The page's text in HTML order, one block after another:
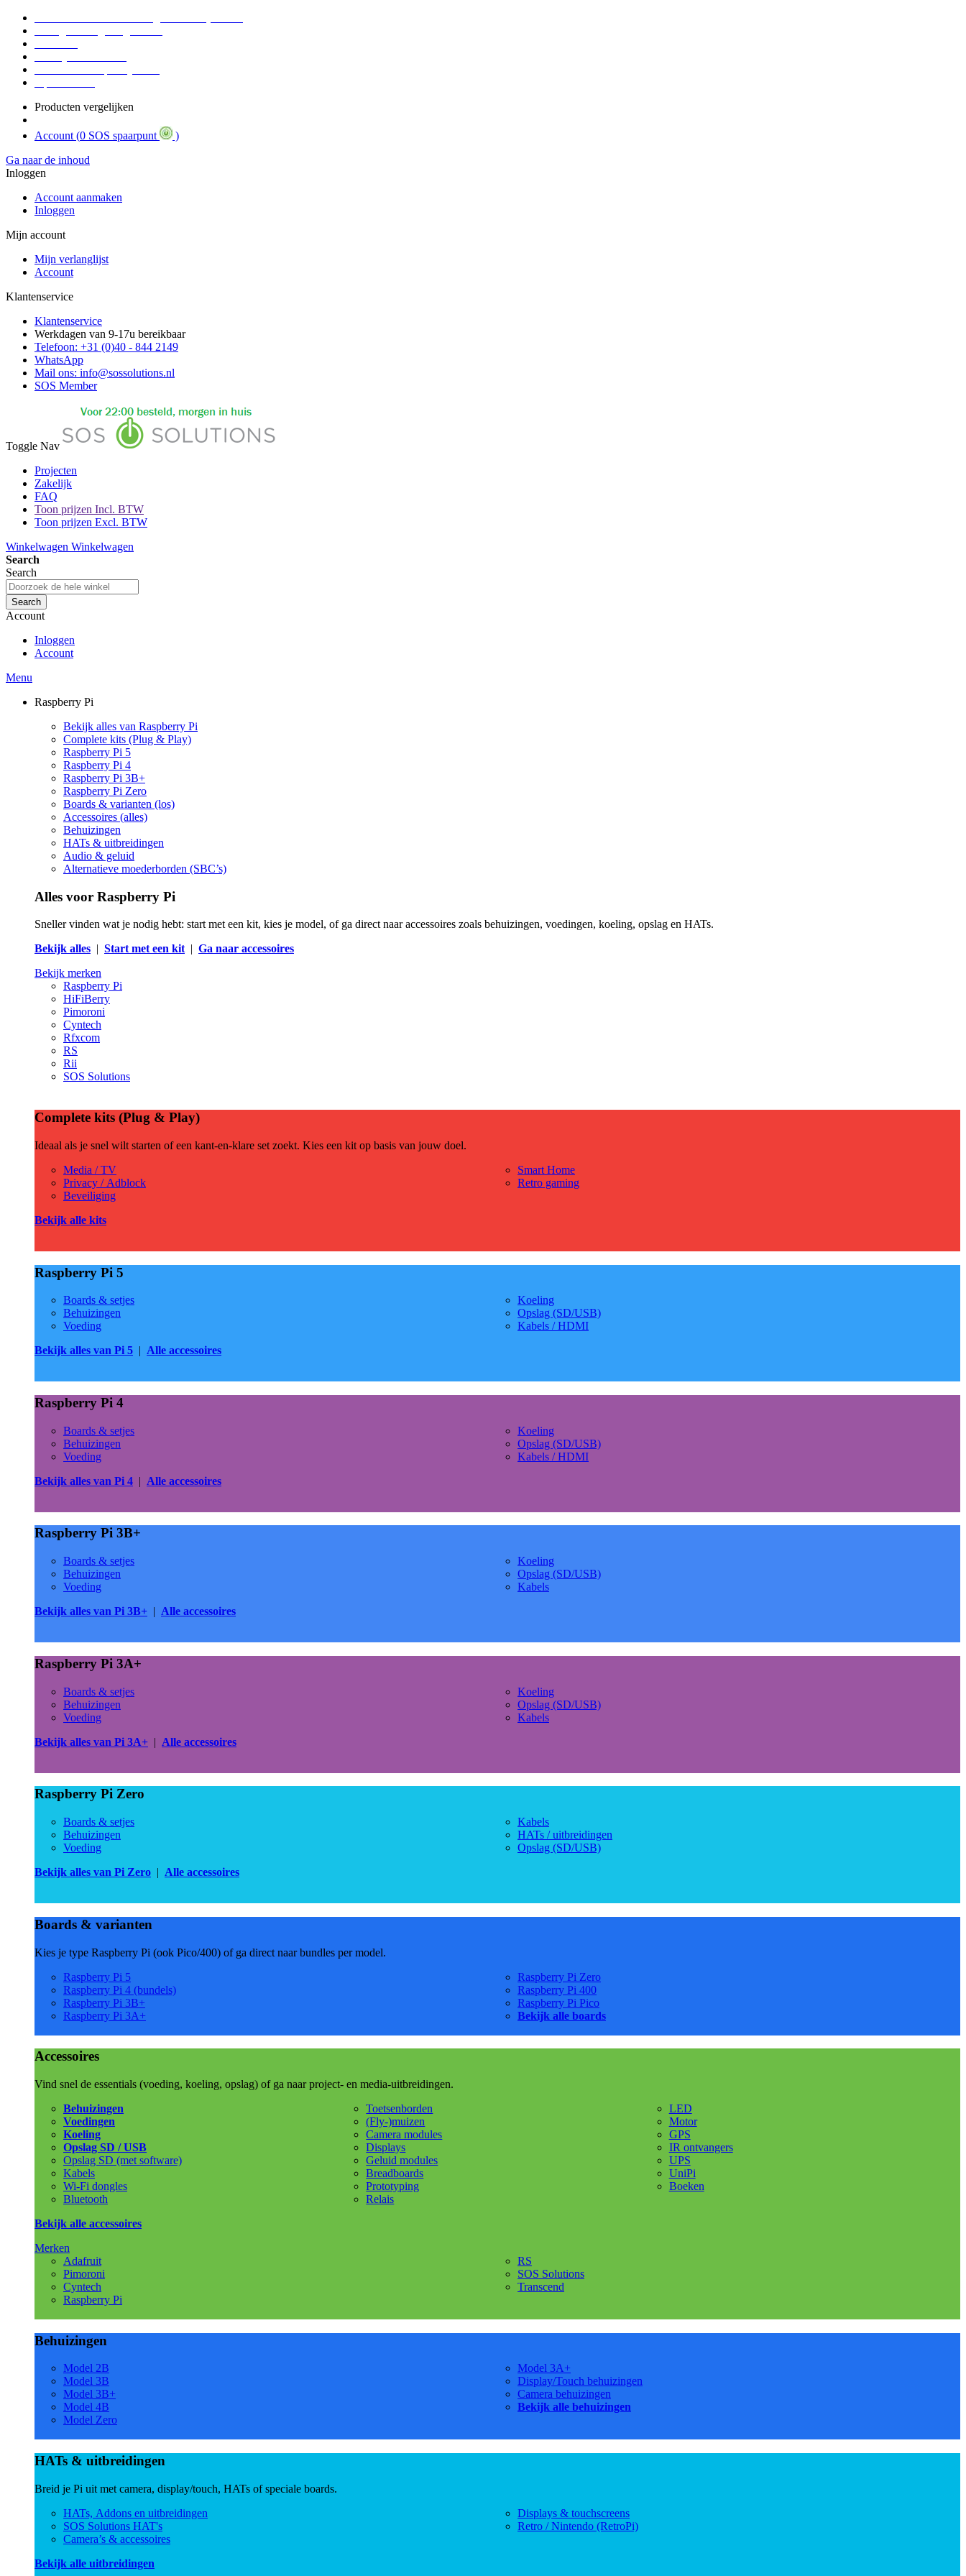
Producten vergelijken
Account (0 SOS spaarpunt
)
Ga naar de inhoud
Inloggen
Account aanmaken
Inloggen
Mijn account
Mijn verlanglijst
Account
Klantenservice
Klantenservice
Werkdagen van 9-17u bereikbaar
Telefoon: +31 (0)40 - 844 2149
WhatsApp
Mail ons: info@sossolutions.nl
SOS Member
Toggle Nav
Projecten
Zakelijk
FAQ
Toon prijzen Incl. BTW
Toon prijzen Excl. BTW
Winkelwagen Winkelwagen
Search
Search
Search
Account
Inloggen
Account
Menu
Raspberry Pi
Bekijk alles van Raspberry Pi
Complete kits (Plug & Play)
Raspberry Pi 5
Raspberry Pi 4
Raspberry Pi 3B+
Raspberry Pi Zero
Boards & varianten (los)
Accessoires (alles)
Behuizingen
HATs & uitbreidingen
Audio & geluid
Alternatieve moederborden (SBC’s)
Alles voor Raspberry Pi
Sneller vinden wat je nodig hebt: start met een kit, kies je model, of ga direct naar accessoires zoals behuizingen, voedingen, koeling, opslag en HATs.
Bekijk alles | Start met een kit| Ga naar accessoires
Bekijk merken
Raspberry Pi
HiFiBerry
Pimoroni
Cyntech
Rfxcom
RS
Rii
SOS Solutions
Complete kits (Plug & Play)
Ideaal als je snel wilt starten of een kant-en-klare set zoekt. Kies een kit op basis van jouw doel.
Media / TV
Privacy / Adblock
Beveiliging
Smart Home
Retro gaming
Bekijk alle kits
Raspberry Pi 5
Boards & setjes
Behuizingen
Voeding
Koeling
Opslag (SD/USB)
Kabels / HDMI
Bekijk alles van Pi 5 | Alle accessoires
Raspberry Pi 4
Boards & setjes
Behuizingen
Voeding
Koeling
Opslag (SD/USB)
Kabels / HDMI
Bekijk alles van Pi 4 | Alle accessoires
Raspberry Pi 3B+
Boards & setjes
Behuizingen
Voeding
Koeling
Opslag (SD/USB)
Kabels
Bekijk alles van Pi 3B+ | Alle accessoires
Raspberry Pi 3A+
Boards & setjes
Behuizingen
Voeding
Koeling
Opslag (SD/USB)
Kabels
Bekijk alles van Pi 3A+ | Alle accessoires
Raspberry Pi Zero
Boards & setjes
Behuizingen
Voeding
Kabels
HATs / uitbreidingen
Opslag (SD/USB)
Bekijk alles van Pi Zero | Alle accessoires
Boards & varianten
Kies je type Raspberry Pi (ook Pico/400) of ga direct naar bundles per model.
Raspberry Pi 5
Raspberry Pi 4 (bundels)
Raspberry Pi 3B+
Raspberry Pi 3A+
Raspberry Pi Zero
Raspberry Pi 400
Raspberry Pi Pico
Bekijk alle boards
Accessoires
Vind snel de essentials (voeding, koeling, opslag) of ga naar project- en media-uitbreidingen.
Behuizingen
Voedingen
Koeling
Opslag SD / USB
Opslag SD (met software)
Kabels
Wi-Fi dongles
Bluetooth
Toetsenborden
(Fly-)muizen
Camera modules
Displays
Geluid modules
Breadboards
Prototyping
Relais
LED
Motor
GPS
IR ontvangers
UPS
UniPi
Boeken
Bekijk alle accessoires
Merken
Adafruit
Pimoroni
Cyntech
Raspberry Pi
RS
SOS Solutions
Transcend
Behuizingen
Model 2B
Model 3B
Model 3B+
Model 4B
Model Zero
Model 3A+
Display/Touch behuizingen
Camera behuizingen
Bekijk alle behuizingen
HATs & uitbreidingen
Breid je Pi uit met camera, display/touch, HATs of speciale boards.
HATs, Addons en uitbreidingen
SOS Solutions HAT's
Camera’s & accessoires
Displays & touchscreens
Retro / Nintendo (RetroPi)
Bekijk alle uitbreidingen